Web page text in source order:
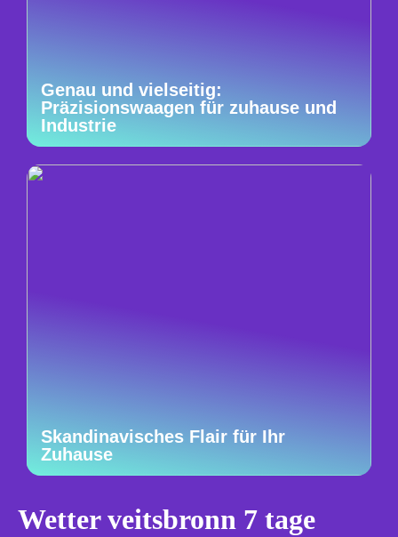
Genau und vielseitig:
Präzisionswaagen für zuhause und
Industrie
Skandinavisches Flair für Ihr
Zuhause
Wetter veitsbronn 7 tage